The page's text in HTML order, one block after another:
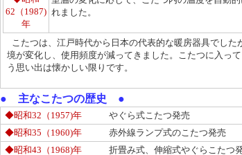
62（ 1987)
年
れました。
こたつは、江戸時代から日本の代表的な暖房器具でした
境が変化し、使用頻度が減ってきました。こたつに入っ
う思い出は懐かしい限りです。
● 主なこたつの歴史 ●
◆昭和32（ 1957)年
やぐら式こたつ発売
◆昭和35（ 1960)年
赤外線ランプ式のこたつ発売
◆昭和43（ 1968)年 折畳み式、伸縮式やぐらこたつ